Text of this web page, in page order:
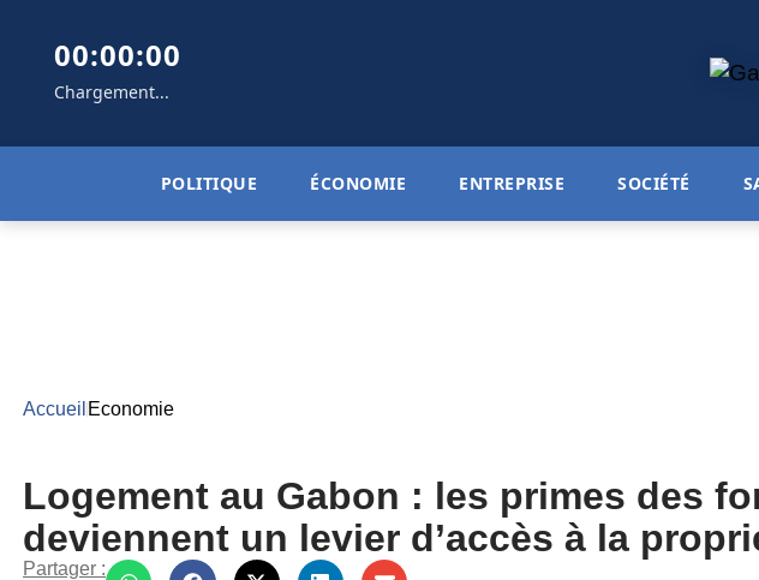
00:00:00
Chargement...
POLITIQUE ÉCONOMIE ENTREPRISE SOCIÉTÉ
Accueil Economie
Logement au Gabon : les primes des
deviennent un levier d’accès à la
Partager :